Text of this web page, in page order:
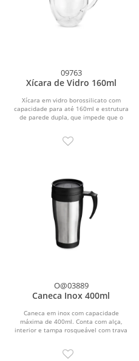
09763
Xícara de Vidro 160ml
Xícara em vidro borossilicato com
capacidade para até 160ml e estrutura
de parede dupla, que impede que o
O@03889
Caneca Inox 400ml
Caneca em inox com capacidade
máxima de 400ml. Conta com alça,
interior e tampa rosqueável com trava